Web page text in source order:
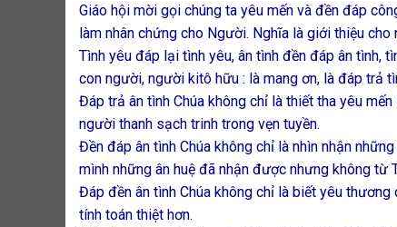
Giáo hội mời gọi chúng ta yêu mến và đền đáp
làm nhân chứng cho Người. Nghĩa là giới thiệu cho
Tình yêu đáp lại tình yêu, ân tình đền đáp ân tình,
con người, người kitô hữu : là mang ơn, là đáp trả
Đáp trả ân tình Chúa không chỉ là thiết tha yêu
người thanh sạch trinh trong vẹn tuyền.
Đền đáp ân tình Chúa không chỉ là nhìn nhận
mình những ân huệ đã nhận được nhưng không từ
Đáp đền ân tình Chúa không chỉ là biết yêu
tính toán thiệt hơn.